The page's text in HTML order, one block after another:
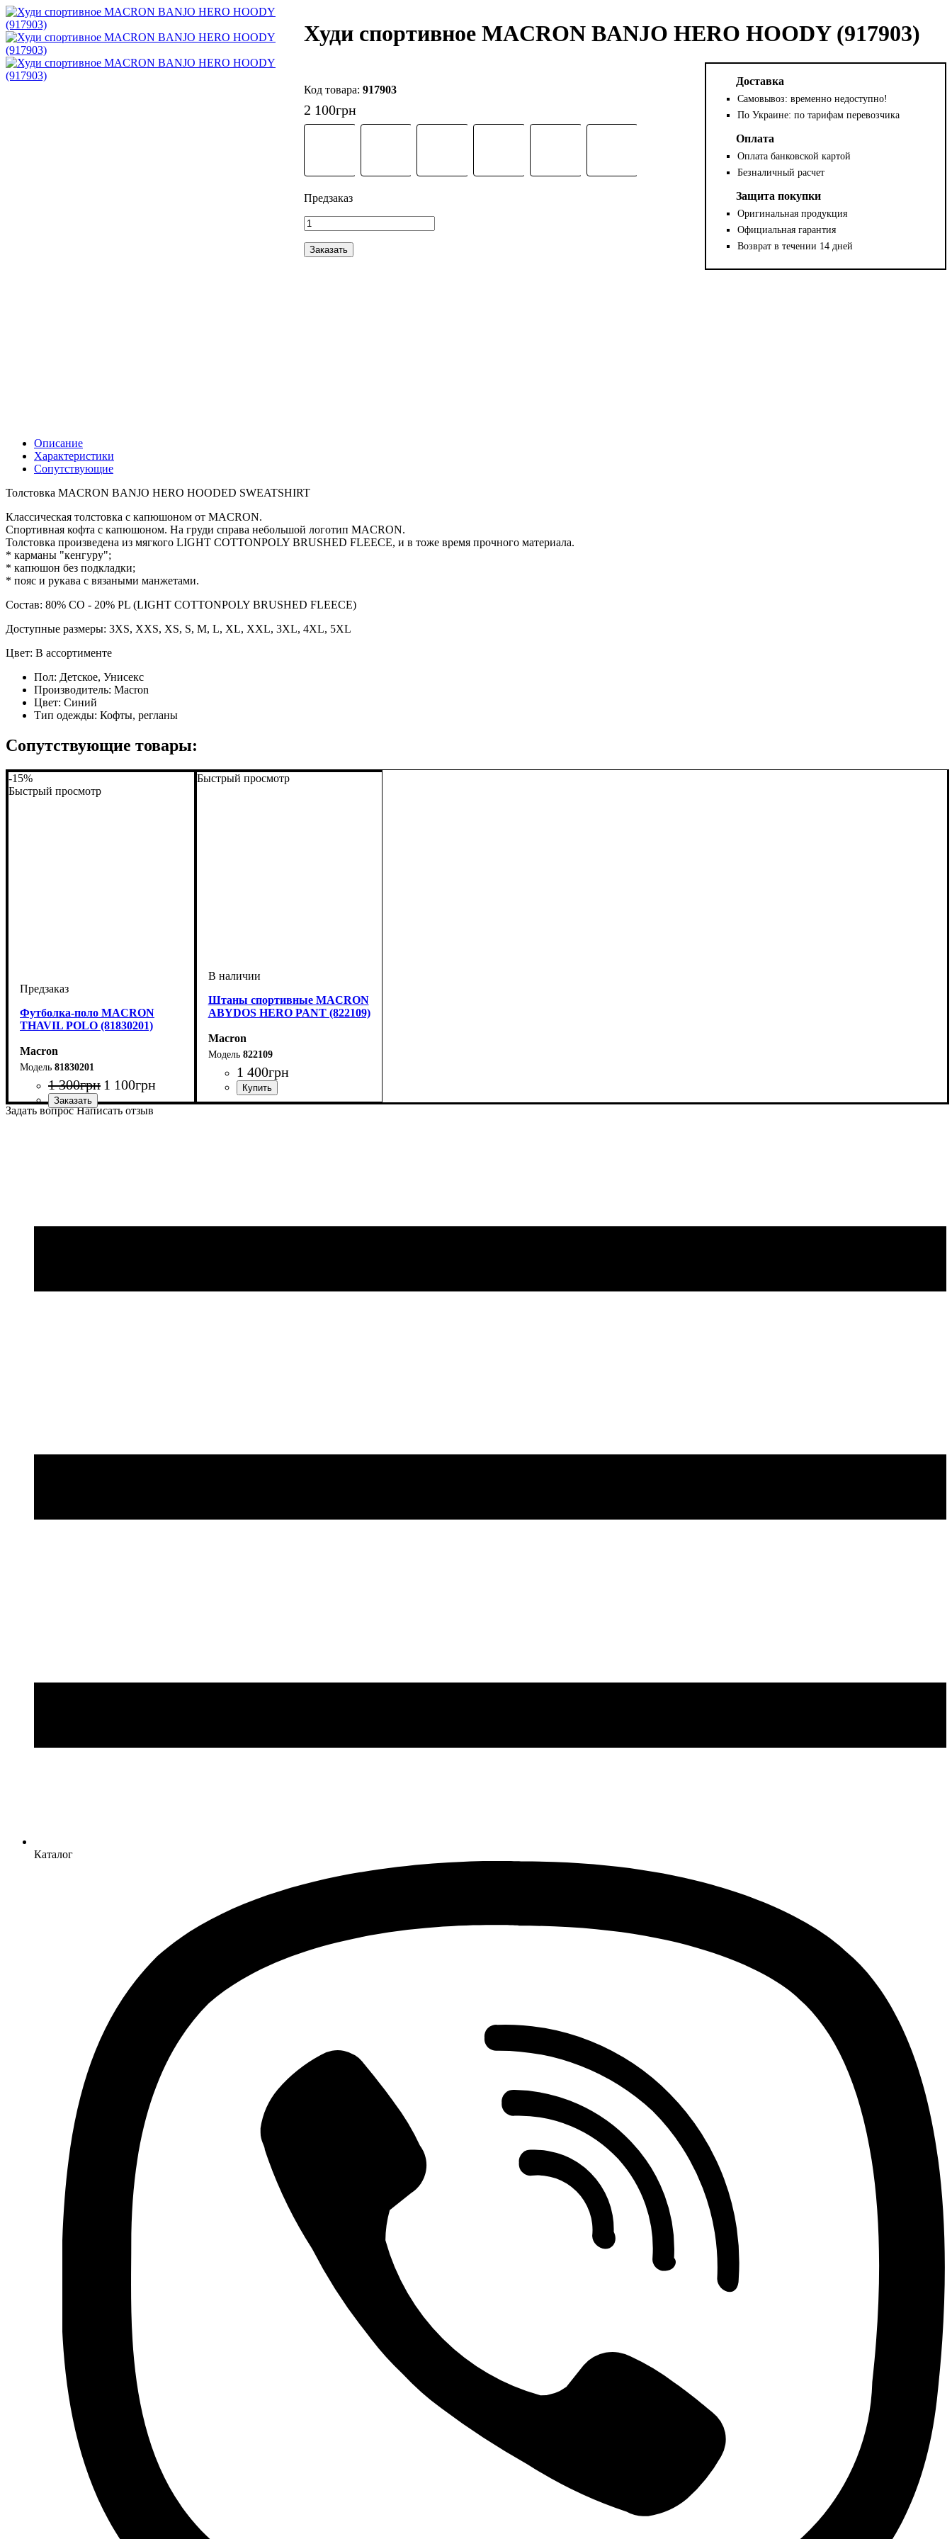
Худи спортивное MACRON BANJO HERO HOODY (917903)
917903
2 100грн
Заказать
Доставка
Самовывоз: временно недоступно!
По Украине: по тарифам перевозчика
Оплата
Оплата банковской картой
Безналичный расчет
Защита покупки
Оригинальная продукция
Официальная гарантия
Возврат в течении 14 дней
Описание
Характеристики
Сопутствующие
Толстовка MACRON BANJO HERO HOODED SWEATSHIRT
Классическая толстовка с капюшоном от MACRON.
Спортивная кофта с капюшоном. На груди справа небольшой логотип MACRON.
Толстовка произведена из мягкого LIGHT COTTONPOLY BRUSHED FLEECE, и в тоже время прочного материала.
* карманы "кенгуру";
* капюшон без подкладки;
* пояс и рукава с вязаными манжетами.
Состав: 80% CO - 20% PL (LIGHT COTTONPOLY BRUSHED FLEECE)
Доступные размеры: 3XS, XXS, XS, S, M, L, XL, XXL, 3XL, 4XL, 5XL
Цвет: В ассортименте
Пол: Детское, Унисекс
Производитель: Macron
Цвет: Синий
Тип одежды: Кофты, регланы
Сопутствующие товары:
-15%
Быстрый просмотр
Футболка-поло MACRON
THAVIL POLO (81830201)
Macron
81830201
1 300грн 1 100грн
Цвет: Красный
Быстрый просмотр
Штаны спортивные MACRON
ABYDOS HERO PANT (822109)
Macron
822109
1 400грн
Цвет: Черный
Задать вопрос Написать отзыв
Каталог